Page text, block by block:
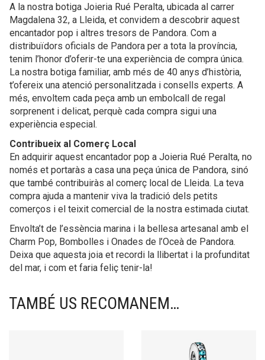
A la nostra botiga Joieria Rué Peralta, ubicada al carrer
Magdalena 32, a Lleida, et convidem a descobrir aquest
encantador pop i altres tresors de Pandora. Com a
distribuïdors oficials de Pandora per a tota la província,
tenim l’honor d’oferir-te una experiència de compra única.
La nostra botiga familiar, amb més de 40 anys d’història,
t’ofereix una atenció personalitzada i consells experts. A
més, envoltem cada peça amb un embolcall de regal
sorprenent i delicat, perquè cada compra sigui una
experiència especial.
Contribueix al Comerç Local
En adquirir aquest encantador pop a Joieria Rué Peralta, no
només et portaràs a casa una peça única de Pandora, sinó
que també contribuiràs al comerç local de Lleida. La teva
compra ajuda a mantenir viva la tradició dels petits
comerços i el teixit comercial de la nostra estimada ciutat.
Envolta’t de l’essència marina i la bellesa artesanal amb el
Charm Pop, Bombolles i Onades de l’Oceà de Pandora.
Deixa que aquesta joia et recordi la llibertat i la profunditat
del mar, i com et faria feliç tenir-la!
TAMBÉ US RECOMANEM…